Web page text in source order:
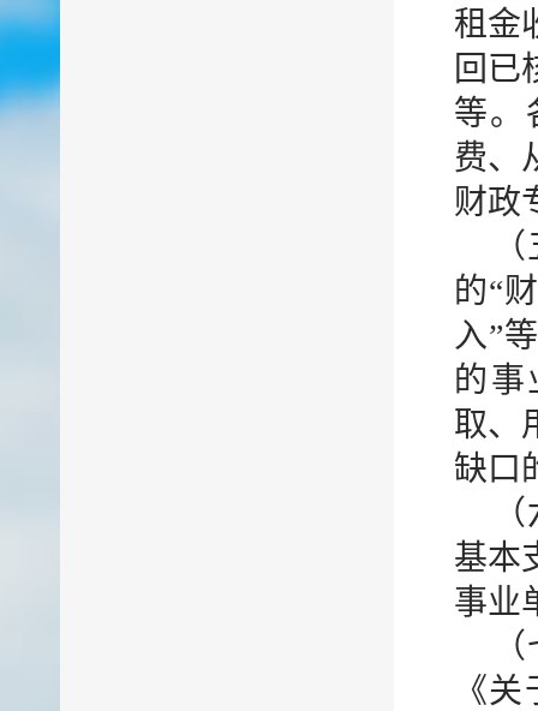
租金
回
等。
费、
财政
的“
入”
的事
取、
缺口
基本
事业
《